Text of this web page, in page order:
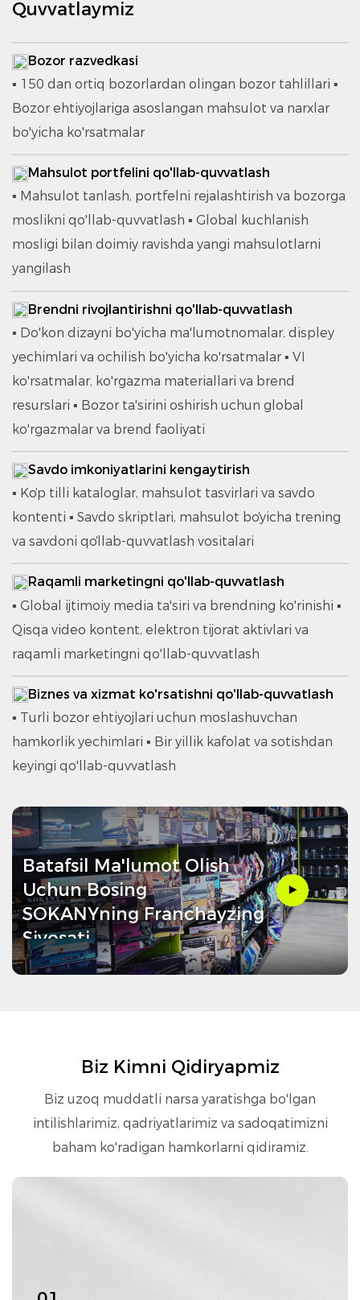
Quvvatlaymiz
Bozor razvedkasi
▪ 150 dan ortiq bozorlardan olingan bozor tahlillari ▪
Bozor ehtiyojlariga asoslangan mahsulot va narxlar
bo'yicha ko'rsatmalar
Mahsulot portfelini qo'llab-quvvatlash
▪ Mahsulot tanlash, portfelni rejalashtirish va bozorga
moslikni qo'llab-quvvatlash ▪ Global kuchlanish
mosligi bilan doimiy ravishda yangi mahsulotlarni
yangilash
Brendni rivojlantirishni qo'llab-quvvatlash
▪ Do'kon dizayni bo'yicha ma'lumotnomalar, displey
yechimlari va ochilish bo'yicha ko'rsatmalar ▪ VI
ko'rsatmalar, ko'rgazma materiallari va brend
resurslari ▪ Bozor ta'sirini oshirish uchun global
ko'rgazmalar va brend faoliyati
Savdo imkoniyatlarini kengaytirish
▪ Koʻp tilli kataloglar, mahsulot tasvirlari va savdo
kontenti ▪ Savdo skriptlari, mahsulot boʻyicha trening
va savdoni qoʻllab-quvvatlash vositalari
Raqamli marketingni qo'llab-quvvatlash
▪ Global ijtimoiy media ta'siri va brendning ko'rinishi ▪
Qisqa video kontent, elektron tijorat aktivlari va
raqamli marketingni qo'llab-quvvatlash
Biznes va xizmat ko'rsatishni qo'llab-quvvatlash
▪ Turli bozor ehtiyojlari uchun moslashuvchan
hamkorlik yechimlari ▪ Bir yillik kafolat va sotishdan
keyingi qo'llab-quvvatlash
Batafsil Ma'lumot Olish
Uchun Bosing
SOKANYning Franchayzing
Siyosati
Biz Kimni Qidiryapmiz
Biz uzoq muddatli narsa yaratishga bo'lgan
intilishlarimiz, qadriyatlarimiz va sadoqatimizni
baham ko'radigan hamkorlarni qidiramiz.